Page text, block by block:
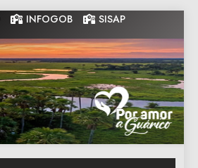
INFOGOB SISAP
Gobernacion
de Guarico
Gobernacion de Guarico